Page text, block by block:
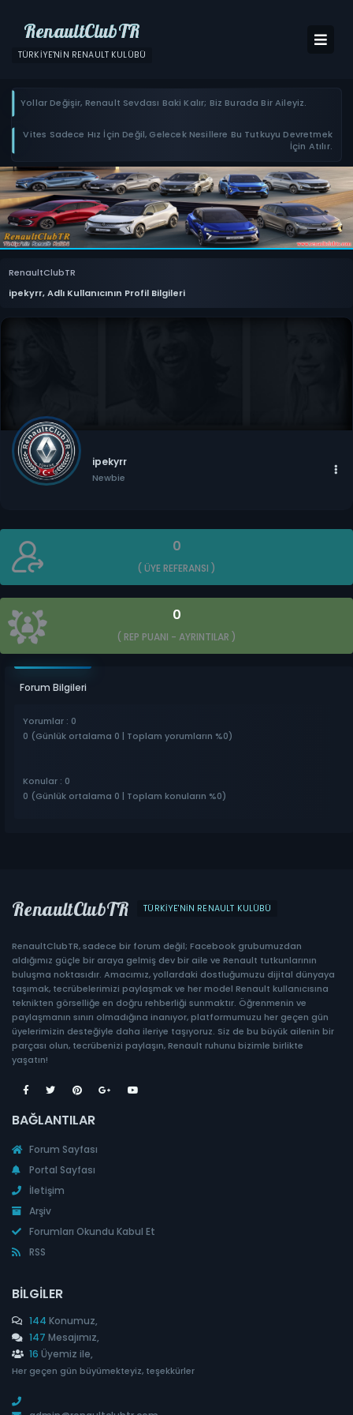
RenaultClubTR
TÜRKIYE'NIN RENAULT KULÜBÜ
Yollar Değişir, Renault Sevdası Baki Kalır; Biz Burada Bir Aileyiz.
Vites Sadece Hız İçin Değil, Gelecek Nesillere Bu Tutkuyu Devretmek
İçin Atılır.
RenaultClubTR
ipekyrr, Adlı Kullanıcının Profil Bilgileri
ipekyrr
Newbie
0
( ÜYE REFERANSI )
0
( REP PUANI - AYRINTILAR )
Forum Bilgileri
Yorumlar : 0
0 (Günlük ortalama 0 | Toplam yorumların %0)
Konular : 0
0 (Günlük ortalama 0 | Toplam konuların %0)
RenaultClubTR TÜRKIYE'NIN RENAULT KULÜBÜ
RenaultClubTR, sadece bir forum değil; Facebook grubumuzdan
aldığımız güçle bir araya gelmiş dev bir aile ve Renault tutkunlarının
buluşma noktasıdır. Amacımız, yollardaki dostluğumuzu dijital dünyaya
taşımak, tecrübelerimizi paylaşmak ve her model Renault kullanıcısına
teknikten görselliğe en doğru rehberliği sunmaktır. Öğrenmenin ve
paylaşmanın sınırı olmadığına inanıyor, platformumuzu her geçen gün
üyelerimizin desteğiyle daha ileriye taşıyoruz. Siz de bu büyük ailenin bir
parçası olun, tecrübenizi paylaşın, Renault ruhunu bizimle birlikte
yaşatın!
BAĞLANTILAR
Forum Sayfası
Portal Sayfası
İletişim
Arşiv
Forumları Okundu Kabul Et
RSS
BILGILER
144 Konumuz,
147 Mesajımız,
16 Üyemiz ile,
Her geçen gün büyümekteyiz, teşekkürler